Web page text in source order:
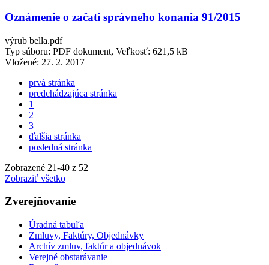
Oznámenie o začatí správneho konania 91/2015
výrub bella.pdf
Typ súboru: PDF dokument, Veľkosť: 621,5 kB
Vložené: 27. 2. 2017
prvá stránka
predchádzajúca stránka
1
2
3
ďalšia stránka
posledná stránka
Zobrazené 21-40 z 52
Zobraziť všetko
Zverejňovanie
Úradná tabuľa
Zmluvy, Faktúry, Objednávky
Archív zmluv, faktúr a objednávok
Verejné obstarávanie